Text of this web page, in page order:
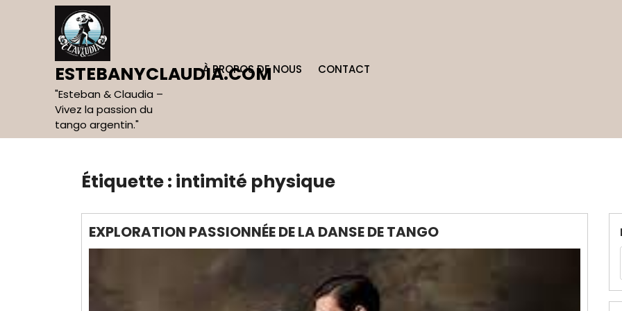
ESTEBANYCLAUDIA.COM
"Esteban & Claudia –
Vivez la passion du
tango argentin."
À PROPOS DE NOUS CONTACT
Étiquette : intimité physique
EXPLORATION PASSIONNÉE DE LA DANSE DE TANGO